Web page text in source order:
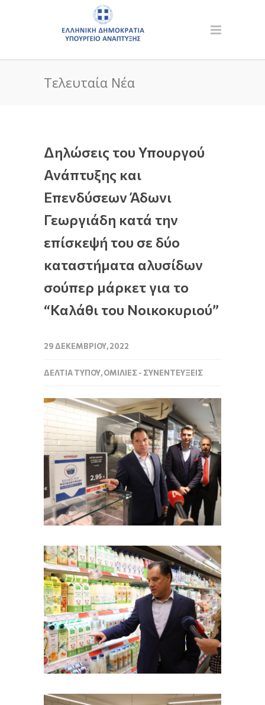
Τελευταία Νέα
Δηλώσεις του Υπουργού
Ανάπτυξης και
Επενδύσεων Άδωνι
Γεωργιάδη κατά την
επίσκεψή του σε δύο
καταστήματα αλυσίδων
σούπερ μάρκετ για το
“Καλάθι του Νοικοκυριού”
29 ΔΕΚΕΜΒΡΊΟΥ, 2022
ΔΕΛΤΊΑ ΤΎΠΟΥ,ΟΜΙΛΊΕΣ - ΣΥΝΕΝΤΕΎΞΕΙΣ